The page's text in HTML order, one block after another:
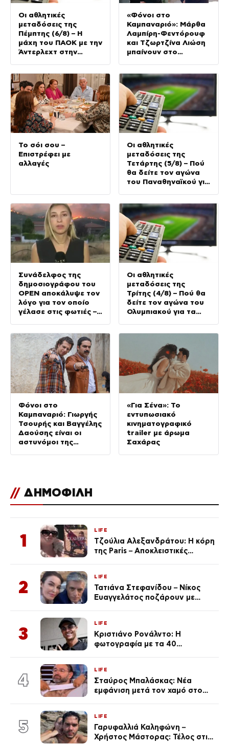
Οι αθλητικές
μεταδόσεις της
Πέμπτης (6/8) – Η
μάχη του ΠΑΟΚ με την
Άντερλεχτ στην
«Φόνοι στο
Καμπαναριό»: Μάρθα
Λαμπίρη-Φεντόρουφ
και Τζωρτζίνα Λιώση
μπαίνουν στο
Το σόι σου –
Επιστρέφει με
αλλαγές
Οι αθλητικές
μεταδόσεις της
Τετάρτης (5/8) – Πού
θα δείτε τον αγώνα
του Παναθηναϊκού για
Συνάδελφος της
δημοσιογράφου του
OPEN αποκάλυψε τον
λόγο για τον οποίο
γέλασε στις φωτιές –
Οι αθλητικές
μεταδόσεις της
Τρίτης (4/8) – Πού θα
δείτε τον αγώνα του
Ολυμπιακού για τα
Φόνοι στο
Καμπαναριό: Γιωργής
Τσουρής και Βαγγέλης
Δαούσης είναι οι
αστυνόμοι της
«Για Σένα»: Το
εντυπωσιακό
κινηματογραφικό
trailer με άρωμα
Σαχάρας
// ΔΗΜΟΦΙΛΗ
1
LIFE
Τζούλια Αλεξανδράτου: Η κόρη
της Paris – Αποκλειστικές
2
LIFE
Τατιάνα Στεφανίδου – Νίκος
Ευαγγελάτος ποζάρουν με
3
LIFE
Κριστιάνο Ρονάλντο: Η
φωτογραφία με τα 40
εκ. likes
4
LIFE
Σταύρος Μπαλάσκας: Νέα
εμφάνιση μετά τον χαμό στο
5
LIFE
Γαρυφαλλιά Καληφώνη –
Χρήστος Μάστορας: Τέλος στις